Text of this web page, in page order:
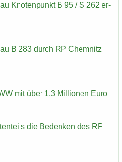
Kno­ten­punkt B 95 / S 262 er­
B 283 durch RP Chem­nitz
mit über 1,3 Mil­lio­nen Euro
die Be­den­ken des RP